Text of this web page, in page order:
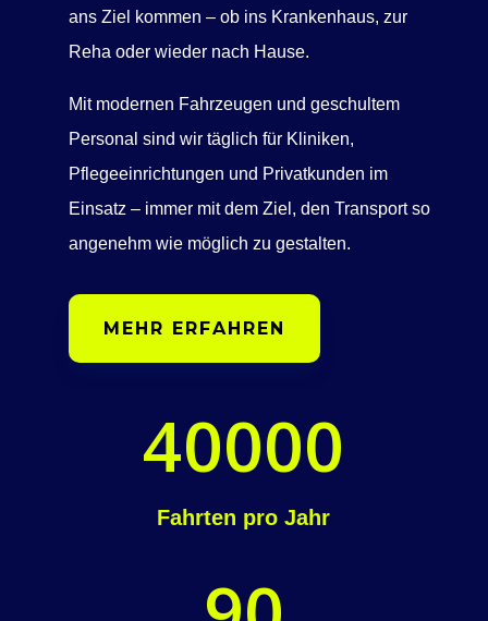
ans Ziel kommen – ob ins Krankenhaus, zur
Reha oder wieder nach Hause.
Mit modernen Fahrzeugen und geschultem
Personal sind wir täglich für Kliniken,
Pflegeeinrichtungen und Privatkunden im
Einsatz – immer mit dem Ziel, den Transport so
angenehm wie möglich zu gestalten.
MEHR ERFAHREN
40000
Fahrten pro Jahr